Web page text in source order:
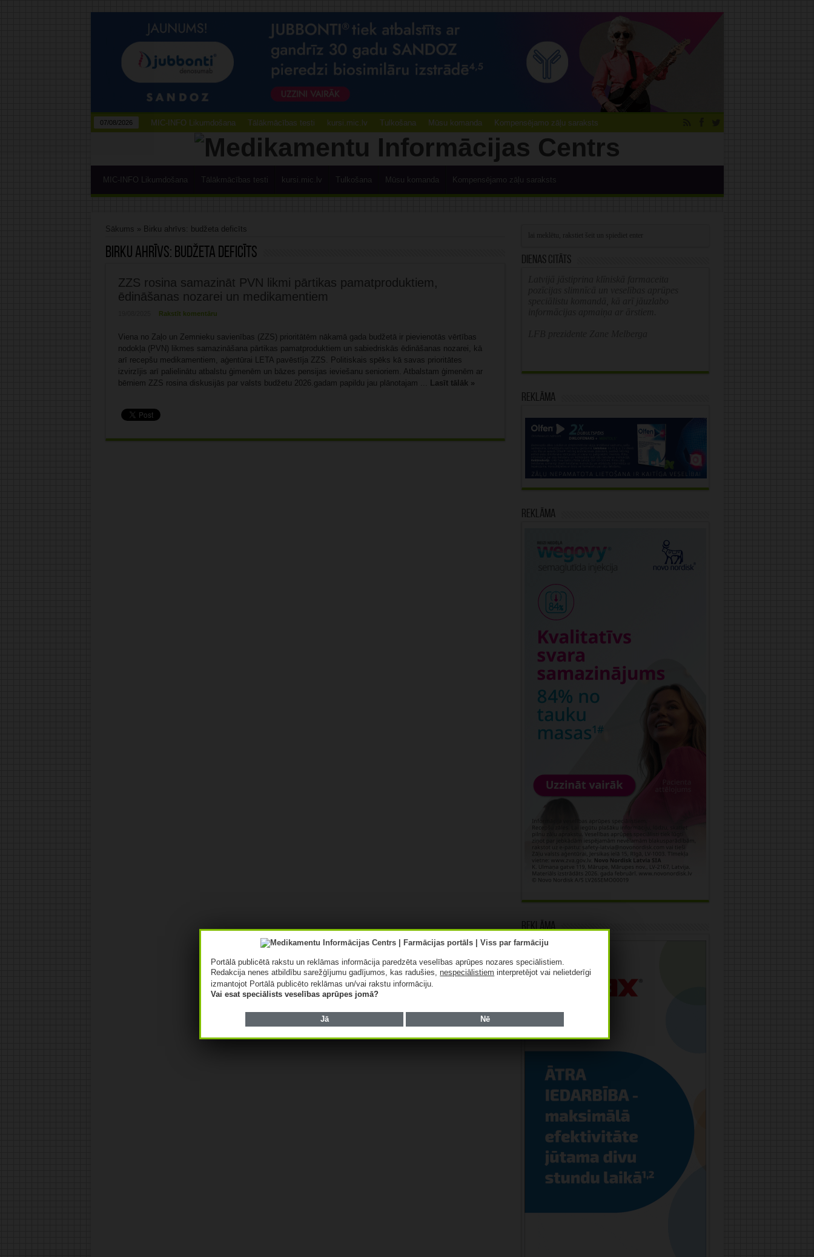
07/08/2026 MIC-INFO Likumdošana Tālākmācības testi kursi.mic.lv Tulkošana Mūsu komanda Kompensējamo zāļu saraksts
MIC-INFO Likumdošana Tālākmācības testi kursi.mic.lv Tulkošana Mūsu komanda Kompensējamo zāļu saraksts
Sākums » Birku ahrīvs: budžeta deficīts
Birku ahrīvs: budžeta deficīts
ZZS rosina samazināt PVN likmi pārtikas pamatproduktiem,
ēdināšanas nozarei un medikamentiem
Rakstīt komentāru
Viena no Zaļo un Zemnieku savienības (ZZS) prioritātēm nākamā gada budžetā ir pievienotās vērtības
nodokļa (PVN) likmes samazināšana pārtikas pamatproduktiem un sabiedriskās ēdināšanas nozarei, kā
arī recepšu medikamentiem, aģentūrai LETA pavēstīja ZZS. Politiskais spēks kā savas prioritātes
izvirzījis arī palielinātu atbalstu ģimenēm un bāzes pensijas ieviešanu senioriem. Atbalstam ģimenēm ar
bērniem ZZS rosina diskusijās par valsts budžetu 2026.gadam papildu jau plānotajam ... Lasīt tālāk »
Dienas citāts
Reklāma
Reklāma
Reklāma
Portālā publicētā rakstu un reklāmas informācija paredzēta veselības aprūpes nozares speciālistiem.
Redakcija nenes atbildību sarežģījumu gadījumos, kas radušies,nespeciālistiem interpretējot vai nelietderīgi
izmantojot Portālā publicēto reklāmas un/vai rakstu informāciju.
Vai esat speciālists veselības aprūpes jomā?
Jā Nē